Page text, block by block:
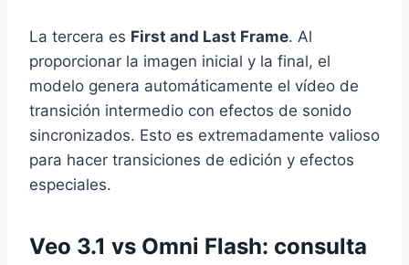
La tercera es First and Last Frame. Al
proporcionar la imagen inicial y la final, el
modelo genera automáticamente el vídeo de
transición intermedio con efectos de sonido
sincronizados. Esto es extremadamente valioso
para hacer transiciones de edición y efectos
especiales.
Veo 3.1 vs Omni Flash: consulta